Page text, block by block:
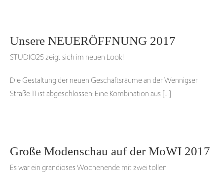
Unsere NEUERÖFFNUNG 2017
STUDIO25 zeigt sich im neuen Look!
Die Gestaltung der neuen Geschäftsräume an der Wennigser
Straße 11 ist abgeschlossen: Eine Kombination aus […]
Große Modenschau auf der MoWI 2017
Es war ein grandioses Wochenende mit zwei tollen